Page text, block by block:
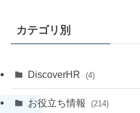
カテゴリ別
DiscoverHR (4)
お役立ち情報 (214)